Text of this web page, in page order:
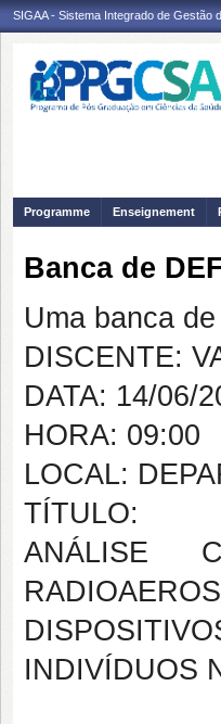
SIGAA - Sistema Integrado de Gestão
Programme Enseignement
Banca de
Uma banca
DISCENTE:
DATA: 14/06/
HORA: 09:00
LOCAL:
TÍTULO:
ANÁLISE
INDIVÍDUOS